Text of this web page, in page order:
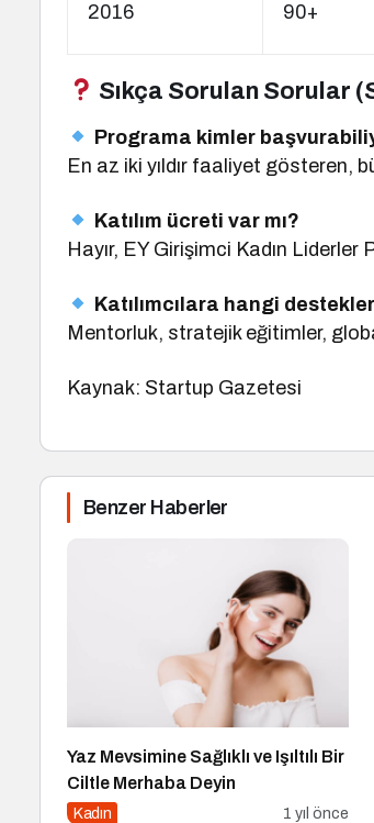
2016 90+
Sıkça Sorulan Sorular
Programa kimler
En az iki yıldır faaliyet gösteren,
Katılım ücreti var mı?
Hayır, EY Girişimci Kadın
Katılımcılara hangi
Mentorluk, stratejik eğitimler,
Kaynak: Startup Gazetesi
Benzer Haberler
Yaz Mevsimine Sağlıklı ve Işıltılı Bir
Ciltle Merhaba Deyin
Kadın 1 yıl önce